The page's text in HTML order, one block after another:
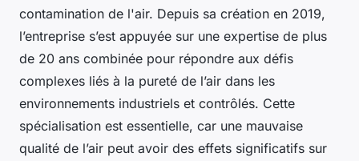
contamination de l'air. Depuis sa création en 2019,
l’entreprise s’est appuyée sur une expertise de plus
de 20 ans combinée pour répondre aux défis
complexes liés à la pureté de l’air dans les
environnements industriels et contrôlés. Cette
spécialisation est essentielle, car une mauvaise
qualité de l’air peut avoir des effets significatifs sur